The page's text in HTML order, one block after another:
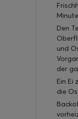
Den
und
der
Ein Ei
die